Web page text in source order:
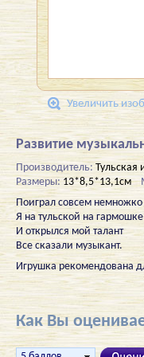
Увеличить
Развитие
Производитель: Тульская
Размеры:13*8,5*13,1см
Поиграл совсем немножко
Я на тульской на гармошке
И открылся мой талант
Все сказали музыкант.
Игрушка рекомендована
Как Вы